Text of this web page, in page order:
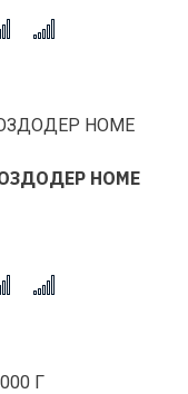
HOME